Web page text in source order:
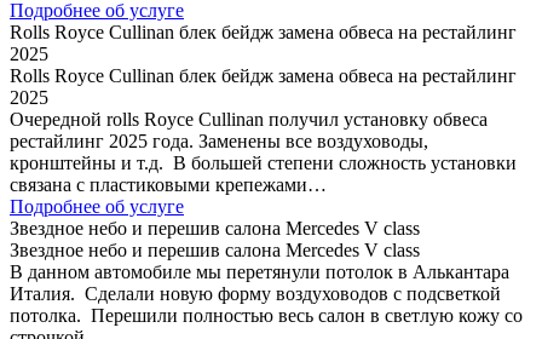
Подробнее об услуге
Rolls Royce Cullinan блек бейдж замена обвеса на рестайлинг
2025
Rolls Royce Cullinan блек бейдж замена обвеса на рестайлинг
2025
Очередной rolls Royce Cullinan получил установку обвеса
рестайлинг 2025 года. Заменены все воздуховоды,
кронштейны и т.д. В большей степени сложность установки
связана с пластиковыми крепежами…
Подробнее об услуге
Звездное небо и перешив салона Mercedes V class
Звездное небо и перешив салона Mercedes V class
В данном автомобиле мы перетянули потолок в Алькантара
Италия. Сделали новую форму воздуховодов с подсветкой
потолка. Перешили полностью весь салон в светлую кожу со